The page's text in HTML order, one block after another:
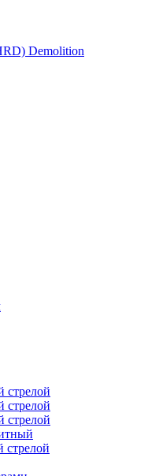
Demolition
стрелой
стрелой
стрелой
стрелой